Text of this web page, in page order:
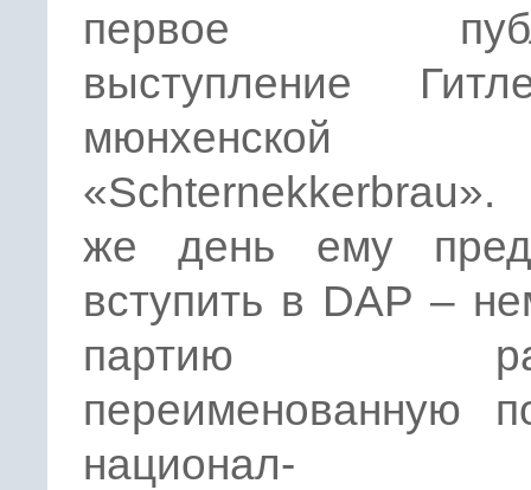
первое
выступление
мюнхенской
же день ему
вступить в DAP –
партию
переименованную
национал-